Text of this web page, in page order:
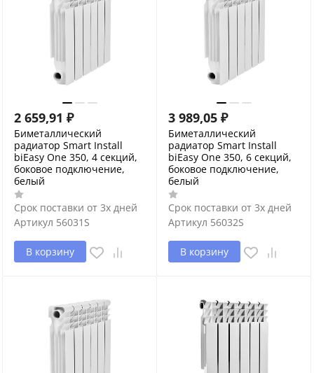
2 659,91 ₽
Биметаллический
радиатор Smart Install
biEasy One 350, 4 секций,
боковое подключение,
белый
Срок поставки от 3х дней
Артикул 56031S
В корзину
3 989,05 ₽
Биметаллический
радиатор Smart Install
biEasy One 350, 6 секций,
боковое подключение,
белый
Срок поставки от 3х дней
Артикул 56032S
В корзину